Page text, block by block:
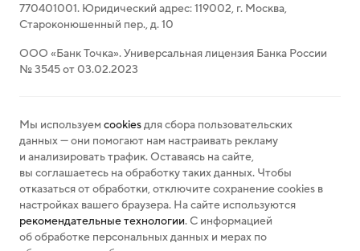
770401001. Юридический адрес: 119002, г. Москва,
Староконюшенный пер., д. 10
ООО «Банк Точка». Универсальная лицензия Банка России
№ 3545 от 03.02.2023
Мы используем cookiesдля сбора пользовательских
данных — они помогают нам настраивать рекламу
и анализировать трафик. Оставаясь на сайте,
вы соглашаетесь на обработку таких данных. Чтобы
отказаться от обработки, отключите сохранение cookies в
настройках вашего браузера. На сайте используются
рекомендательные технологии. С информацией
об обработке персональных данных и мерах по